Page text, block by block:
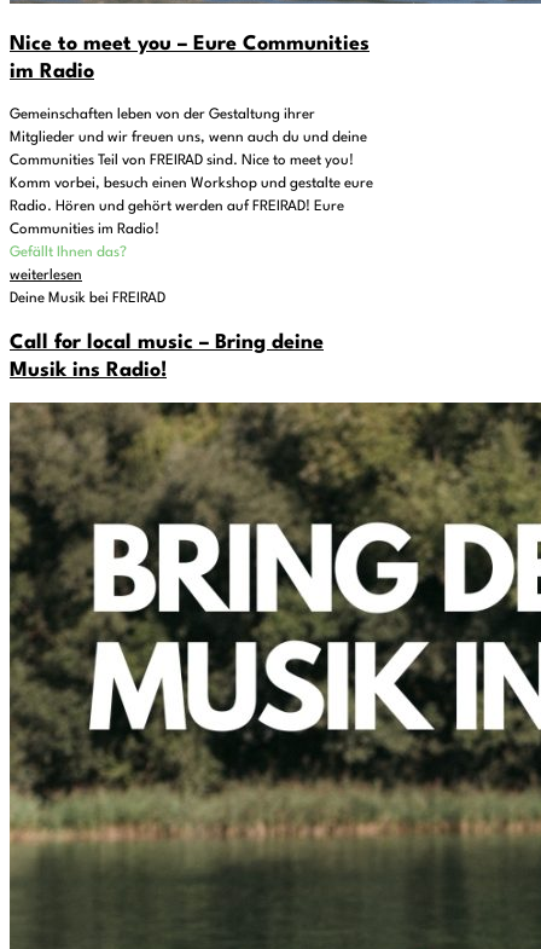
Nice to meet you – Eure Communities
im Radio
Gemeinschaften leben von der Gestaltung ihrer
Mitglieder und wir freuen uns, wenn auch du und deine
Communities Teil von FREIRAD sind. Nice to meet you!
Komm vorbei, besuch einen Workshop und gestalte eure
Radio. Hören und gehört werden auf FREIRAD! Eure
Communities im Radio!
Gefällt Ihnen das?
weiterlesen
Deine Musik bei FREIRAD
Call for local music – Bring deine
Musik ins Radio!